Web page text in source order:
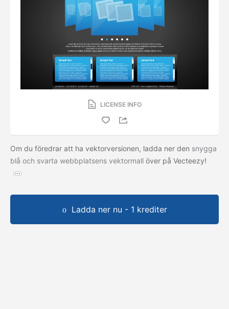
LICENSE INFO
Om du föredrar att ha vektorversionen, ladda ner den snygga
blå och svarta webbplatsens vektormall över på Vecteezy!
Ladda ner nu - 1 krediter